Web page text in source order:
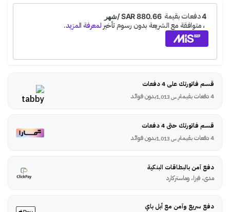
قسم فاتورتك على 4 دفعات
4 دفعات بقيمة
ر.س بدون فوائد
قسم فاتورتك حتى 4 دفعات
4 دفعات بقيمة
ر.س بدون فوائد
دفع آمن بالبطاقات البنكية
مدى، فيزا، وماستركارد
دفع سريع وآمن مع أبل باي